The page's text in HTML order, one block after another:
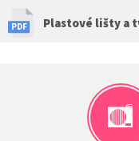
Plastové lišty a